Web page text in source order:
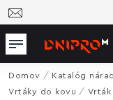
Domov / Katalóg
Vrtáky do kovu / Vrták